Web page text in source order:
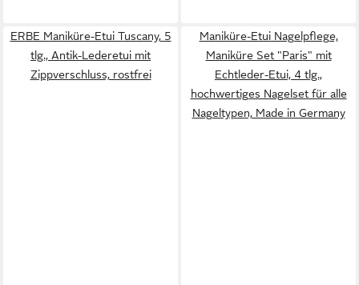
ERBE Maniküre-Etui Tuscany, 5
tlg., Antik-Lederetui mit
Zippverschluss, rostfrei
Maniküre-Etui Nagelpflege,
Maniküre Set "Paris" mit
Echtleder-Etui, 4 tlg.,
hochwertiges Nagelset für alle
Nageltypen, Made in Germany